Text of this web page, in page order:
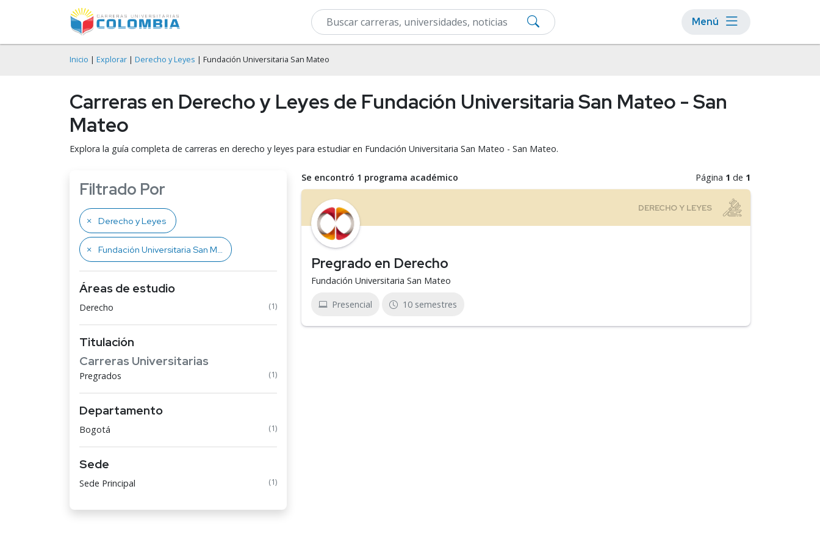
Menú
Inicio | Explorar | Derecho y Leyes | Fundación Universitaria San Mateo
Carreras en Derecho y Leyes de Fundación Universitaria San Mateo - San
Mateo
Explora la guía completa de carreras en derecho y leyes para estudiar en Fundación Universitaria San Mateo - San Mateo.
Filtrado Por
Derecho y Leyes
Fundación Universitaria San Mateo
Áreas de estudio
Derecho (1)
Titulación
Carreras Universitarias
Pregrados (1)
Departamento
Bogotá (1)
Sede
Sede Principal (1)
Se encontró 1 programa académico Página 1 de 1
Pregrado en Derecho
Fundación Universitaria San Mateo
Presencial 10 semestres